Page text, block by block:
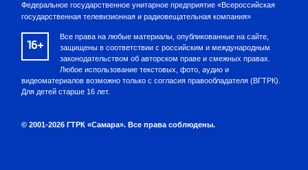
Федеральное государственное унитарное предприятие «Всероссийская
государственная телевизионная и радиовещательная компания»
16+
Все права на любые материалы, опубликованные на сайте,
защищены в соответствии с российским и международным
законодательством об авторском праве и смежных правах.
Любое использование текстовых, фото, аудио и
видеоматериалов возможно только с согласия правообладателя (ВГТРК).
Для детей старше 16 лет.
© 2001-2026 ГТРК «Самара». Все права соблюдены.